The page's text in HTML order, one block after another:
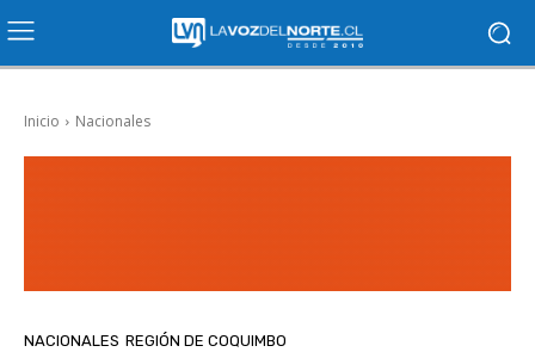
Inicio Nacionales
NACIONALES REGIÓN DE COQUIMBO